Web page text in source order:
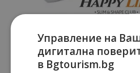
Управление на
дигитална
в Bgtourism.bg